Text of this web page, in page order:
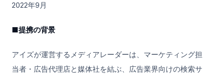
2022年9月
■提携の背景
アイズが運営するメディアレーダーは、マーケティング担
当者・広告代理店と媒体社を結ぶ、広告業界向けの検索サ